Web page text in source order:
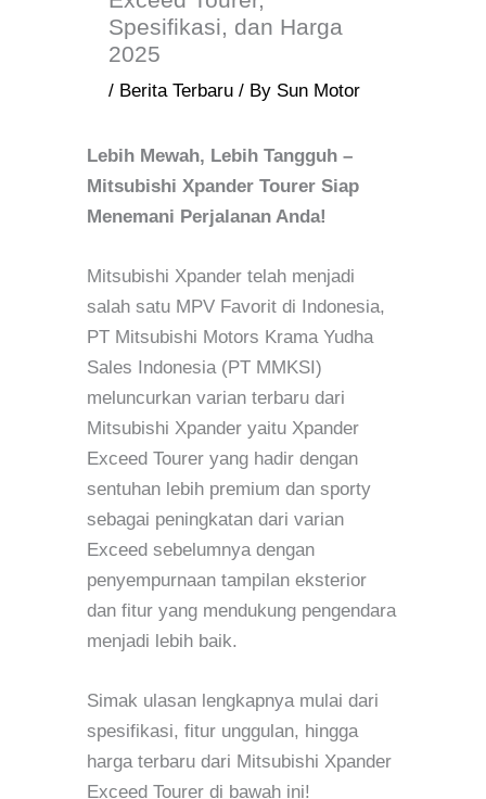
Spesifikasi, dan Harga
2025
/ Berita Terbaru / By Sun Motor
Lebih Mewah, Lebih Tangguh –
Mitsubishi Xpander Tourer Siap
Menemani Perjalanan Anda!
Mitsubishi Xpander telah menjadi
salah satu MPV Favorit di Indonesia,
PT Mitsubishi Motors Krama Yudha
Sales Indonesia (PT MMKSI)
meluncurkan varian terbaru dari
Mitsubishi Xpander yaitu Xpander
Exceed Tourer yang hadir dengan
sentuhan lebih premium dan sporty
sebagai peningkatan dari varian
Exceed sebelumnya dengan
penyempurnaan tampilan eksterior
dan fitur yang mendukung pengendara
menjadi lebih baik.
Simak ulasan lengkapnya mulai dari
spesifikasi, fitur unggulan, hingga
harga terbaru dari Mitsubishi Xpander
Exceed Tourer di bawah ini!